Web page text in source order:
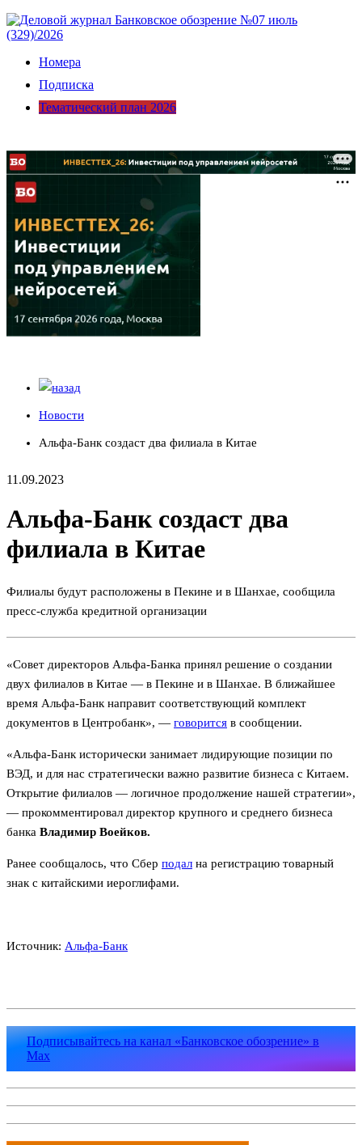
Номера
Подписка
Тематический план 2026
Новости
Альфа-Банк создаст два филиала в Китае
11.09.2023
Альфа-Банк создаст два
филиала в Китае
Филиалы будут расположены в Пекине и в Шанхае, сообщила
пресс-служба кредитной организации
«Совет директоров Альфа-Банка принял решение о создании
двух филиалов в Китае — в Пекине и в Шанхае. В ближайшее
время Альфа-Банк направит соответствующий комплект
документов в Центробанк», — говорится в сообщении.
«Альфа-Банк исторически занимает лидирующие позиции по
ВЭД, и для нас стратегически важно развитие бизнеса с Китаем.
Открытие филиалов — логичное продолжение нашей стратегии»,
— прокомментировал директор крупного и среднего бизнеса
банка Владимир Воейков.
Ранее сообщалось, что Сбер подал на регистрацию товарный
знак с китайскими иероглифами.
Источник: Альфа-Банк
Подписывайтесь на канал «Банковское обозрение» в
Max